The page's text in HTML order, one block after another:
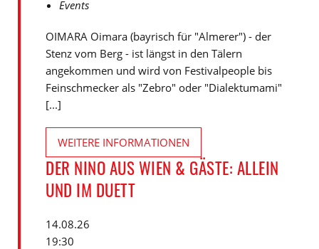
Events
OIMARA Oimara (bayrisch für "Almerer") - der
Stenz vom Berg - ist längst in den Tälern
angekommen und wird von Festivalpeople bis
Feinschmecker als "Zebro" oder "Dialektumami"
[...]
WEITERE INFORMATIONEN
DER NINO AUS WIEN & GÄSTE: ALLEIN
UND IM DUETT
14.08.26
19:30